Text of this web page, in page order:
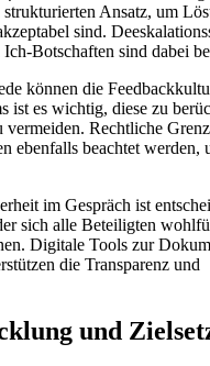
Ansatz, um
sind.
Botschaften sind dabei
können die
ist es wichtig, diese zu
vermeiden. Rechtliche
ebenfalls beachtet werden,
im Gespräch ist
sich alle Beteiligten
Digitale Tools zur
die Transparenz und
und